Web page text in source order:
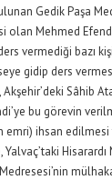
Gedik Paşa
olan Mehmed
vermediği bazı
gidip ders
Sâhib
bu görevin
emri) ihsan
Hisarardı